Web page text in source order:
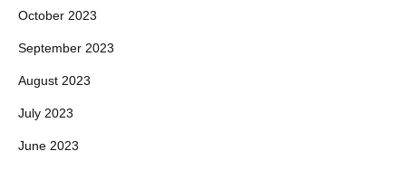
October 2023
September 2023
August 2023
July 2023
June 2023